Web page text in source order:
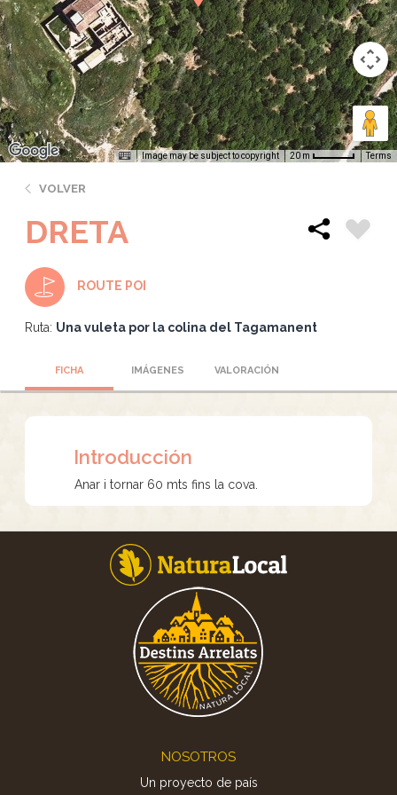
Image may be subject to copyright 20 m Terms
VOLVER
DRETA
ROUTE POI
Ruta: Una vuleta por la colina del Tagamanent
FICHA IMÁGENES VALORACIÓN
Introducción
Anar i tornar 60 mts fins la cova.
NOSOTROS
Un proyecto de país